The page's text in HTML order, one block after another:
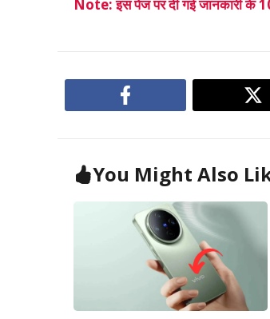
Note: इस पेज पर दी गई जानकारी के
You Might Also